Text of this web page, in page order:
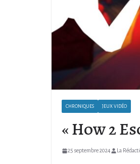
CHRONIQUES JEUX VIDÉO
« How 2
25 septembre 2024 La